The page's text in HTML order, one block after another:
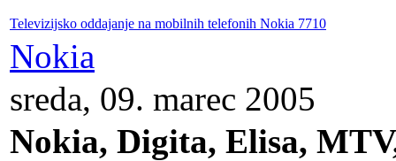
Televizijsko oddajanje na mobilnih telefonih Nokia 7710
Nokia
sreda, 09. marec 2005
Nokia, Digita, Elisa,